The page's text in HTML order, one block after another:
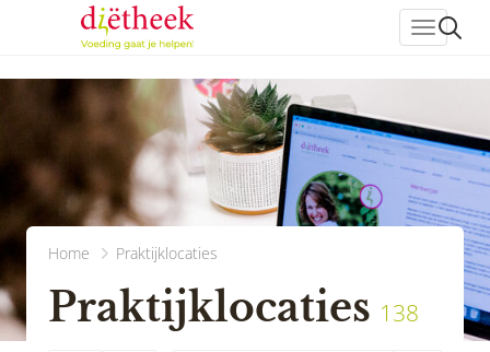
Home Praktijklocaties
Praktijklocaties 138